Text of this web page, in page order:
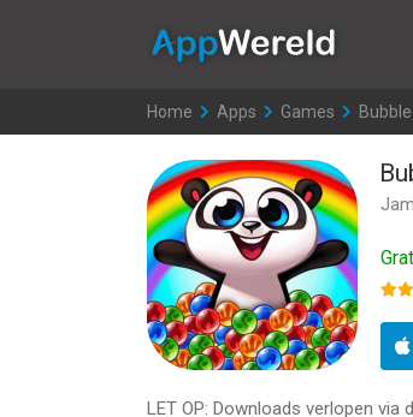
Home >
Apps >
Games >
LET OP: Downloads verlopen